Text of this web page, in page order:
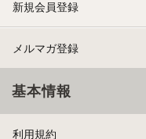
新規会員登録
メルマガ登録
基本情報
利用規約